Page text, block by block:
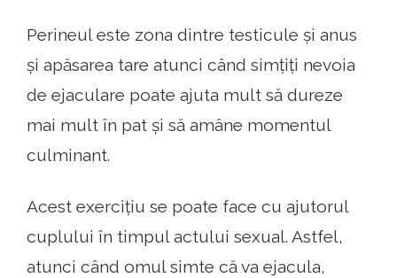
Perineul este zona dintre testicule și anus
și apăsarea tare atunci când simțiți nevoia
de ejaculare poate ajuta mult să dureze
mai mult în pat și să amâne momentul
culminant.
Acest exercițiu se poate face cu ajutorul
cuplului în timpul actului sexual. Astfel,
atunci când omul simte că va ejacula,